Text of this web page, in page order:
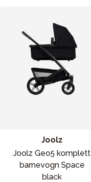
Joolz
Joolz Geo5 komplett
barnevogn Space
black
Sol og bading